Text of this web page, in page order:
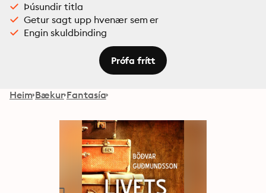
Þúsundir titla
Getur sagt upp hvenær sem er
Engin skuldbinding
Prófa frítt
Heim Bækur Fantasía